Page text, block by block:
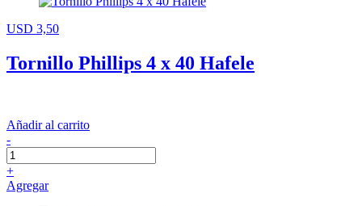
USD 3,50
Tornillo Phillips 4 x 40 Hafele
Añadir al carrito
-
+
Agregar